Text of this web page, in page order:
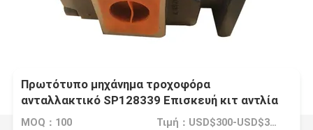
Πρωτότυπο μηχάνημα τροχοφόρα
ανταλλακτικό SP128339 Επισκευή κιτ αντλία
για Liugong
MOQ：100 Τιμή：USD$300-USD$350